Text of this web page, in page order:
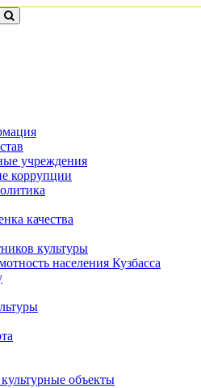
учреждения
коррупции
качества
культуры
населения Кузбасса
объекты